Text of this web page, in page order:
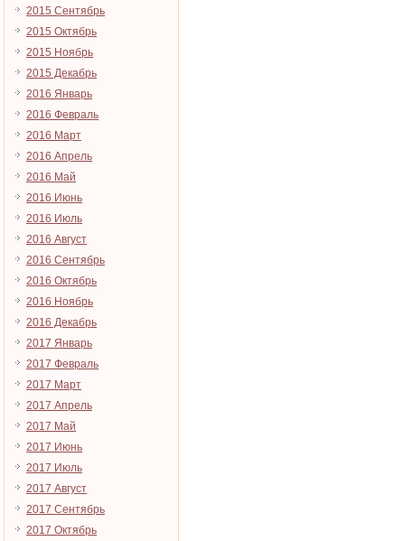
2015 Сентябрь
2015 Октябрь
2015 Ноябрь
2015 Декабрь
2016 Январь
2016 Февраль
2016 Март
2016 Апрель
2016 Май
2016 Июнь
2016 Июль
2016 Август
2016 Сентябрь
2016 Октябрь
2016 Ноябрь
2016 Декабрь
2017 Январь
2017 Февраль
2017 Март
2017 Апрель
2017 Май
2017 Июнь
2017 Июль
2017 Август
2017 Сентябрь
2017 Октябрь